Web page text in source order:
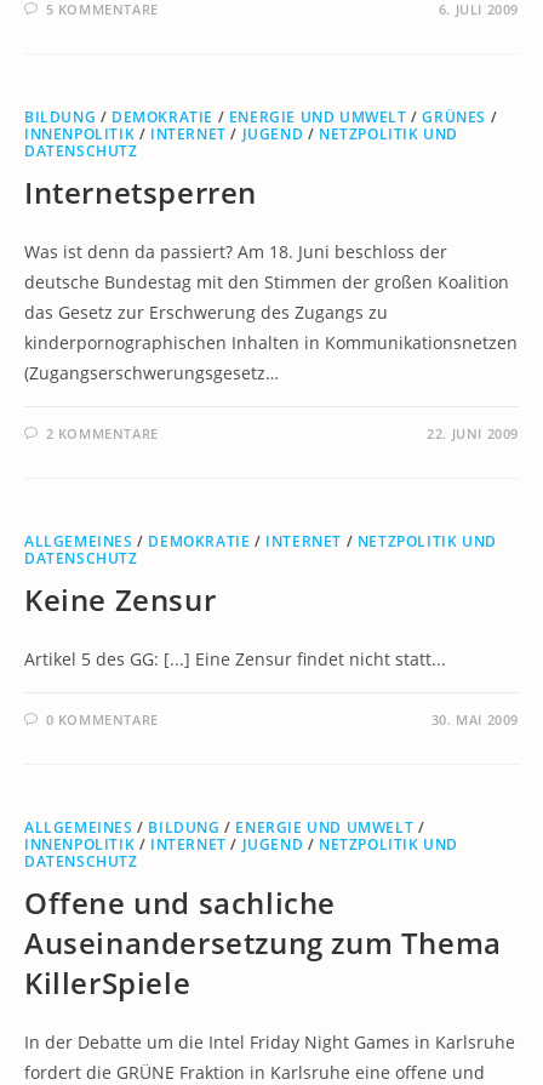
5 KOMMENTARE 6. JULI 2009
BILDUNG / DEMOKRATIE / ENERGIE UND UMWELT /GRÜNES /
INNENPOLITIK / INTERNET / JUGEND / NETZPOLITIK UND
DATENSCHUTZ
Internetsperren
Was ist denn da passiert? Am 18. Juni beschloss der
deutsche Bundestag mit den Stimmen der großen Koalition
das Gesetz zur Erschwerung des Zugangs zu
kinderpornographischen Inhalten in Kommunikationsnetzen
(Zugangserschwerungsgesetz…
2 KOMMENTARE 22. JUNI 2009
ALLGEMEINES / DEMOKRATIE / INTERNET / NETZPOLITIK UND
DATENSCHUTZ
Keine Zensur
Artikel 5 des GG: [...] Eine Zensur findet nicht statt...
0 KOMMENTARE 30. MAI 2009
ALLGEMEINES / BILDUNG / ENERGIE UND UMWELT /
INNENPOLITIK / INTERNET / JUGEND / NETZPOLITIK UND
DATENSCHUTZ
Offene und sachliche
Auseinandersetzung zum Thema
KillerSpiele
In der Debatte um die Intel Friday Night Games in Karlsruhe
fordert die GRÜNE Fraktion in Karlsruhe eine offene und